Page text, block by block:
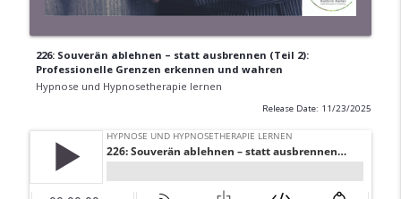
226: Souverän ablehnen – statt ausbrennen (Teil 2):
Professionelle Grenzen erkennen und wahren
Hypnose und Hypnosetherapie lernen
Release Date: 11/23/2025